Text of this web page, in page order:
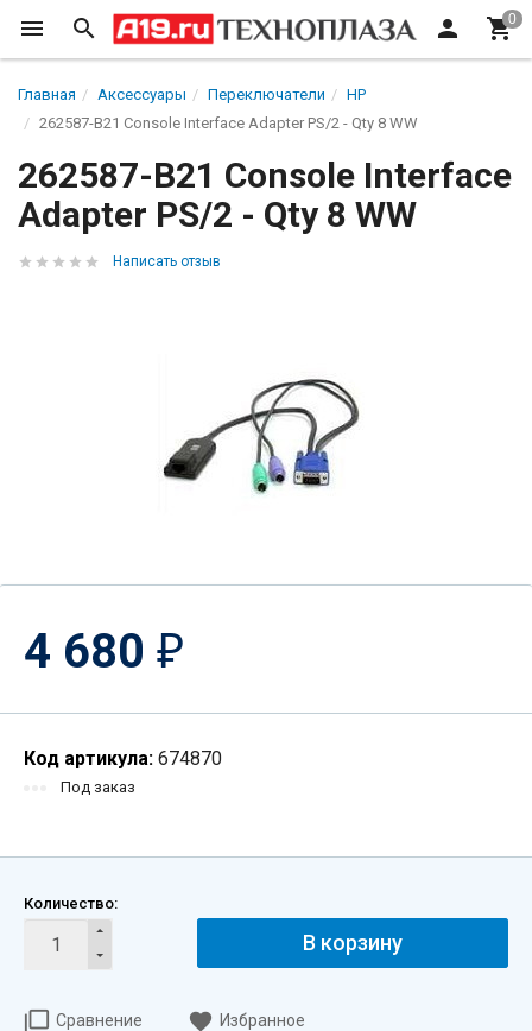
Главная Аксессуары Переключатели
HP
262587-B21 Console Interface Adapter PS/2 - Qty 8 WW
262587-B21 Console Interface
Adapter PS/2 - Qty 8 WW
Написать отзыв
4 680 ₽
Код артикула: 674870
Под заказ
Количество:
В корзину
Сравнение Избранное